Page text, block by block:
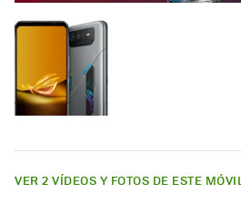
VER 2 VÍDEOS Y FOTOS DE ESTE MÓVIL